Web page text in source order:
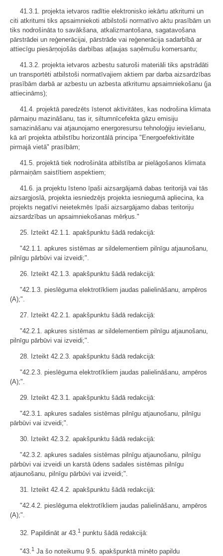
41.3.1. projekta ietvaros radītie elektronisko iekārtu atkritumi un
citi atkritumi tiks apsaimniekoti atbilstoši normatīvo aktu prasībām un
tiks nodrošināta to savākšana, atkalizmantošana, sagatavošana
pārstrādei un reģenerācijai, pārstrāde vai reģenerācija sadarbībā ar
attiecīgu piesārņojošās darbības atļaujas saņēmušu komersantu;
41.3.2. projekta ietvaros azbestu saturoši materiāli tiks apstrādāti
un transportēti atbilstoši normatīvajiem aktiem par darba aizsardzības
prasībām darbā ar azbestu un azbesta atkritumu apsaimniekošanu (ja
attiecināms);
41.4. projektā paredzēts īstenot aktivitātes, kas nodrošina klimata
pārmaiņu mazināšanu, tas ir, siltumnīcefekta gāzu emisiju
samazināšanu vai atjaunojamo energoresursu tehnoloģiju ieviešanu,
kā arī projekta atbilstību horizontālā principa "Energoefektivitāte
pirmajā vietā" prasībām;
41.5. projektā tiek nodrošināta atbilstība ar pielāgošanos klimata
pārmaiņām saistītiem aspektiem;
41.6. ja projektu īsteno īpaši aizsargājamā dabas teritorijā vai tās
aizsargjoslā, projekta iesniedzējs projekta iesniegumā apliecina, ka
projekts negatīvi neietekmēs īpaši aizsargājamo dabas teritoriju
aizsardzības un apsaimniekošanas mērķus."
25. Izteikt 42.1.1. apakšpunktu šādā redakcijā:
"42.1.1. apkures sistēmas ar sildelementiem pilnīgu atjaunošanu,
pilnīgu pārbūvi vai izveidi;".
26. Izteikt 42.1.3. apakšpunktu šādā redakcijā:
"42.1.3. pieslēguma elektrotīkliem jaudas palielināšanu, ampēros
(A);".
27. Izteikt 42.2.1. apakšpunktu šādā redakcijā:
"42.2.1. apkures sistēmas ar sildelementiem pilnīgu atjaunošanu,
pilnīgu pārbūvi vai izveidi;".
28. Izteikt 42.2.3. apakšpunktu šādā redakcijā:
"42.2.3. pieslēguma elektrotīkliem jaudas palielināšanu, ampēros
(A);".
29. Izteikt 42.3.1. apakšpunktu šādā redakcijā:
"42.3.1. apkures sadales sistēmas pilnīgu atjaunošanu, pilnīgu
pārbūvi vai izveidi;".
30. Izteikt 42.3.2. apakšpunktu šādā redakcijā:
"42.3.2. apkures sadales sistēmas pilnīgu atjaunošanu, pilnīgu
pārbūvi vai izveidi un karstā ūdens sadales sistēmas pilnīgu
atjaunošanu, pilnīgu pārbūvi vai izveidi;".
31. Izteikt 42.4.2. apakšpunktu šādā redakcijā:
"42.4.2. pieslēguma elektrotīkliem jaudas palielināšanu, ampēros
(A);".
32. Papildināt ar 43.1 punktu šādā redakcijā:
"43.1 Ja šo noteikumu 9.5. apakšpunktā minēto papildu